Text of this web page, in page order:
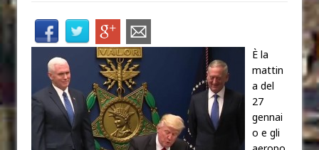
È la
mattin
a del
27
gennai
o e gli